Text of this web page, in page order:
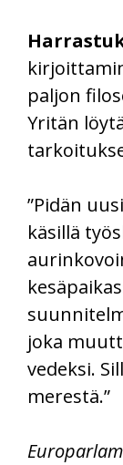
paljon
Yritän
”Pidän
käsillä
joka
vedeksi.
merestä.”